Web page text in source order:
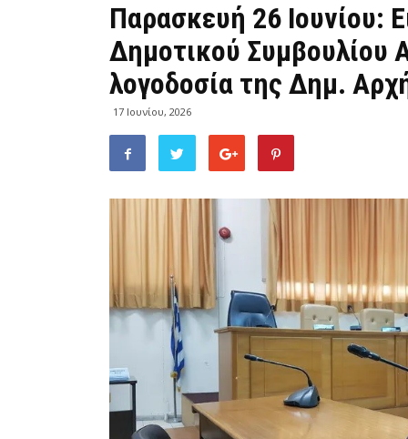
Παρασκευή 26 Ιουνίου:
Δημοτικού Συμβουλίου
λογοδοσία της Δημ.
17 Ιουνίου, 2026